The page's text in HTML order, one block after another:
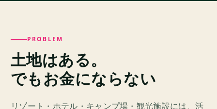
PROBLEM
土地はある。
でもお金にならない
リゾート・ホテル・キャンプ場・観光施設には、活